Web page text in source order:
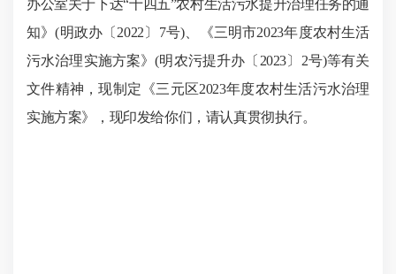
办公室关于下达“十四五”农村生活污水提升治理任务的通
知》(明政办〔 2022 〕 7号)、《三明市2023年度农村生活
污水治理实施方案》(明农污提升办〔 2023〕 2号)等有关
文件精神，现制定《三元区2023年度农村生活污水治理
实施方案》，现印发给你们，请认真贯彻执行。